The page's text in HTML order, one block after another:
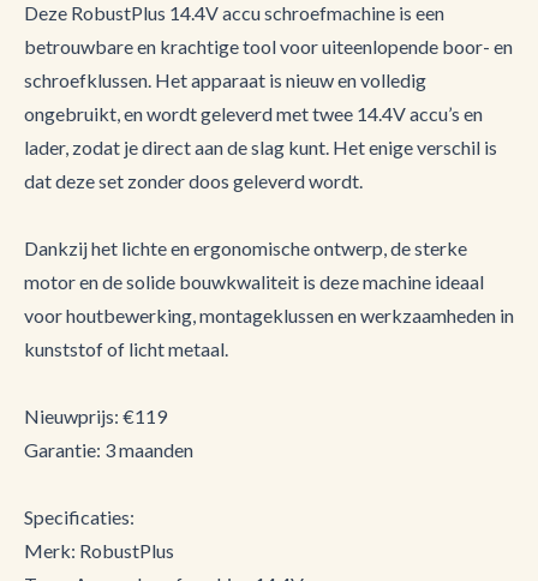
Deze RobustPlus 14.4V accu schroefmachine is een
betrouwbare en krachtige tool voor uiteenlopende boor- en
schroefklussen. Het apparaat is nieuw en volledig
ongebruikt, en wordt geleverd met twee 14.4V accu’s en
lader, zodat je direct aan de slag kunt. Het enige verschil is
dat deze set zonder doos geleverd wordt.
Dankzij het lichte en ergonomische ontwerp, de sterke
motor en de solide bouwkwaliteit is deze machine ideaal
voor houtbewerking, montageklussen en werkzaamheden in
kunststof of licht metaal.
Nieuwprijs: €119
Garantie: 3 maanden
Specificaties:
Merk: RobustPlus